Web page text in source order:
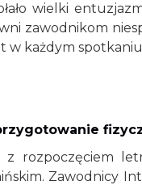
wielki
zawodnikom
w każdym
z rozpoczęciem
Zawodnicy